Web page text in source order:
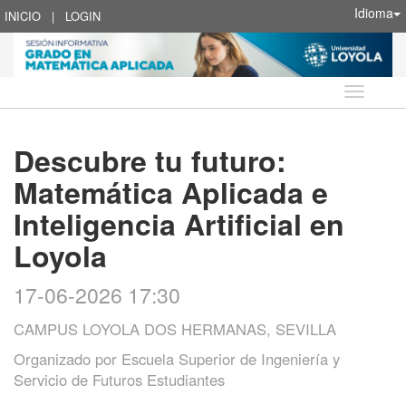
INICIO | LOGIN Idioma
Idioma
Descubre tu futuro:
Matemática Aplicada e
Inteligencia Artificial en
Loyola
17-06-2026 17:30
CAMPUS LOYOLA DOS HERMANAS, SEVILLA
Organizado por Escuela Superior de Ingeniería y
Servicio de Futuros Estudiantes